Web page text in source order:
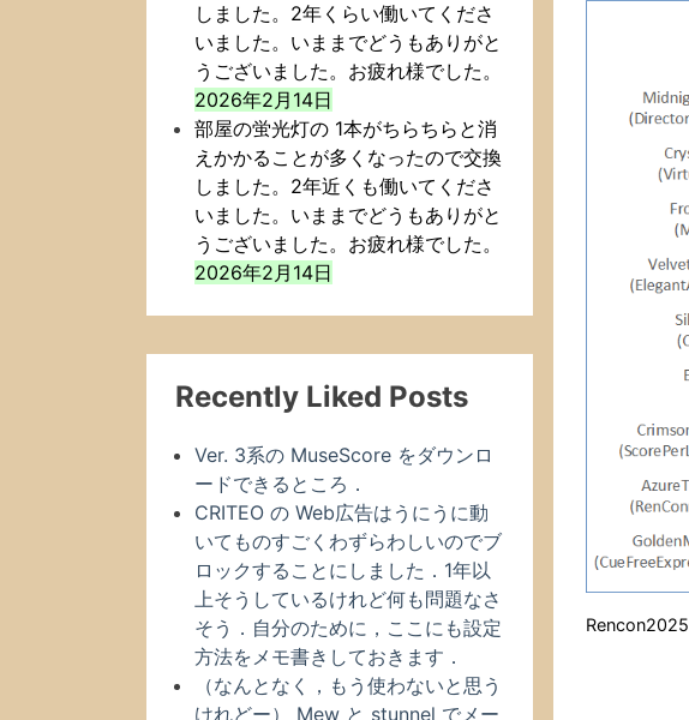
しました。2年くらい働いてくださ
いました。いままでどうもありがと
うございました。お疲れ様でした。
2026年2月14日
部屋の蛍光灯の 1本がちらちらと消
えかかることが多くなったので交換
しました。2年近くも働いてくださ
いました。いままでどうもありがと
うございました。お疲れ様でした。
2026年2月14日
Recently Liked Posts
Ver. 3系の MuseScore をダウンロ
ードできるところ．
CRITEO の Web広告はうにうに動
いてものすごくわずらわしいのでブ
ロックすることにしました．1年以
上そうしているけれど何も問題なさ
そう．自分のために，ここにも設定
方法をメモ書きしておきます．
（なんとなく，もう使わないと思う
けれどー） Mew と stunnel でメー